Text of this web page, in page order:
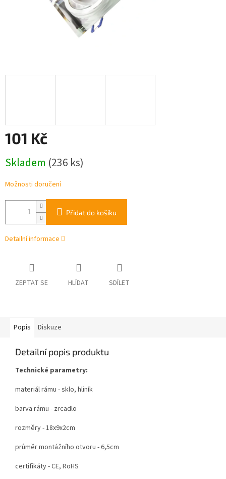
101 Kč
cena:
Skladem (236 ks)
Možnosti doručení
Přidat do košíku
Detailní informace
ZEPTAT SE HLÍDAT SDÍLET
Popis Diskuze
Detailní popis produktu
Technické parametry:
materiál rámu - sklo, hliník
barva rámu - zrcadlo
rozměry - 18x9x2cm
průměr montážního otvoru - 6,5cm
certifikáty - CE, RoHS